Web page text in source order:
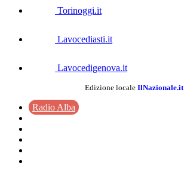
Torinoggi.it
Lavocediasti.it
Lavocedigenova.it
Edizione locale IlNazionale.it
Radio Alba